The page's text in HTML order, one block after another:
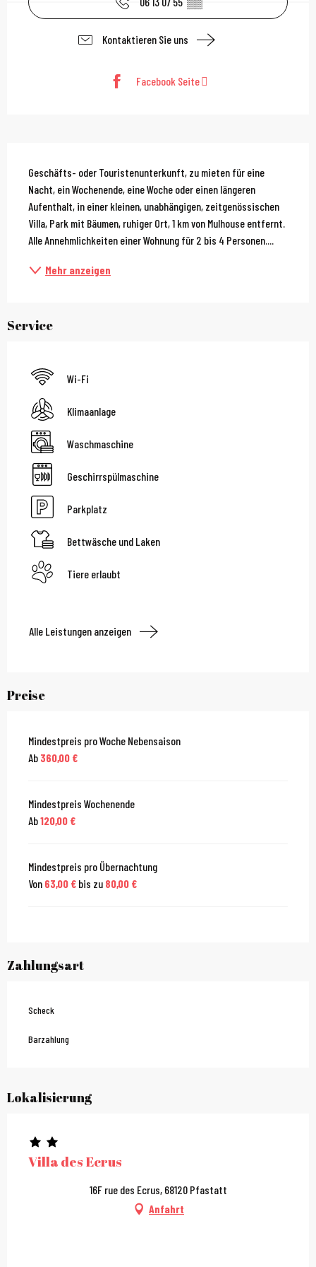
Kontaktieren Sie uns
Facebook Seite
Beschreibung
Geschäfts- oder Touristenunterkunft, zu mieten für eine
Nacht, ein Wochenende, eine Woche oder einen längeren
Aufenthalt, in einer kleinen, unabhängigen, zeitgenössischen
Villa, Park mit Bäumen, ruhiger Ort, 1 km von Mulhouse entfernt.
Alle Annehmlichkeiten einer Wohnung für 2 bis 4 Personen....
Mehr anzeigen
Service
Wi-Fi
Klimaanlage
Waschmaschine
Geschirrspülmaschine
Parkplatz
Bettwäsche und Laken
Tiere erlaubt
Alle Leistungen anzeigen
Preise
Mindestpreis pro Woche Nebensaison
Ab 360,00 €
Mindestpreis Wochenende
Ab120,00 €
Mindestpreis pro Übernachtung
Von 63,00 € bis zu 80,00 €
Zahlungsart
Scheck
Barzahlung
Lokalisierung
Villa des Ecrus
16F rue des Ecrus, 68120 Pfastatt
Anfahrt